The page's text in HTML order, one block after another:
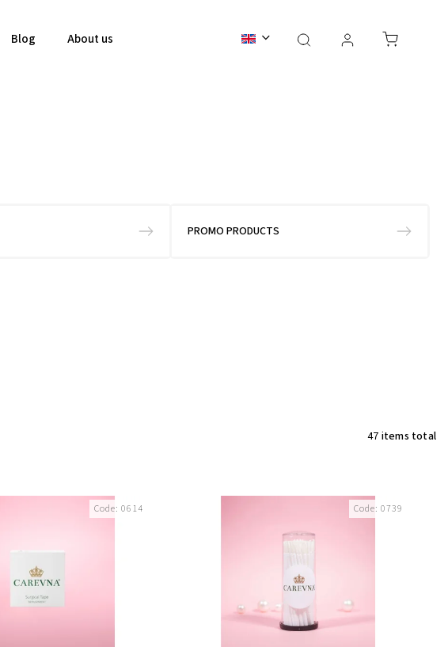
Blog About us BALI 2026
PROMO PRODUCTS
47 items total
Code: 0614 Code: 0739